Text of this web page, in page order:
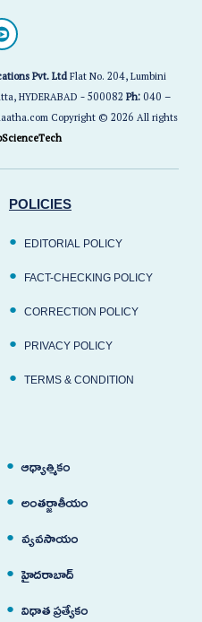
Pvt. LtdFlat No. 204, Lumbini
HYDERABAD - 500082Ph:040 –
Copyright © 2026 All rights
POLICIES
EDITORIAL POLICY
FACT-CHECKING POLICY
CORRECTION POLICY
PRIVACY POLICY
TERMS & CONDITION
ఆధ్యాత్మికం
అంతర్జాతీయం
వ్యవసాయం
హైదరాబాద్
విధాత ప్రత్యేకం